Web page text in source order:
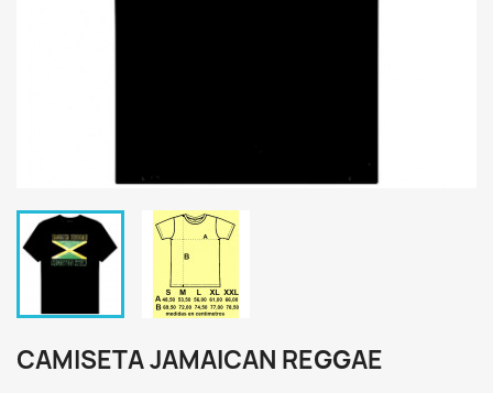
CAMISETA JAMAICAN REGGAE